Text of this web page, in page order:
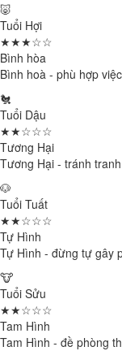
🐷
Tuổi Hợi
★★★☆☆
Bình hòa
Bình hoà - phù hợp
🐔
Tuổi Dậu
★★☆☆☆
Tương Hại
Tương Hại - tránh
🐶
Tuổi Tuất
★★☆☆☆
Tự Hình
Tự Hình - đừng tự gây
🐮
Tuổi Sửu
★★☆☆☆
Tam Hình
Tam Hình - đề phòng